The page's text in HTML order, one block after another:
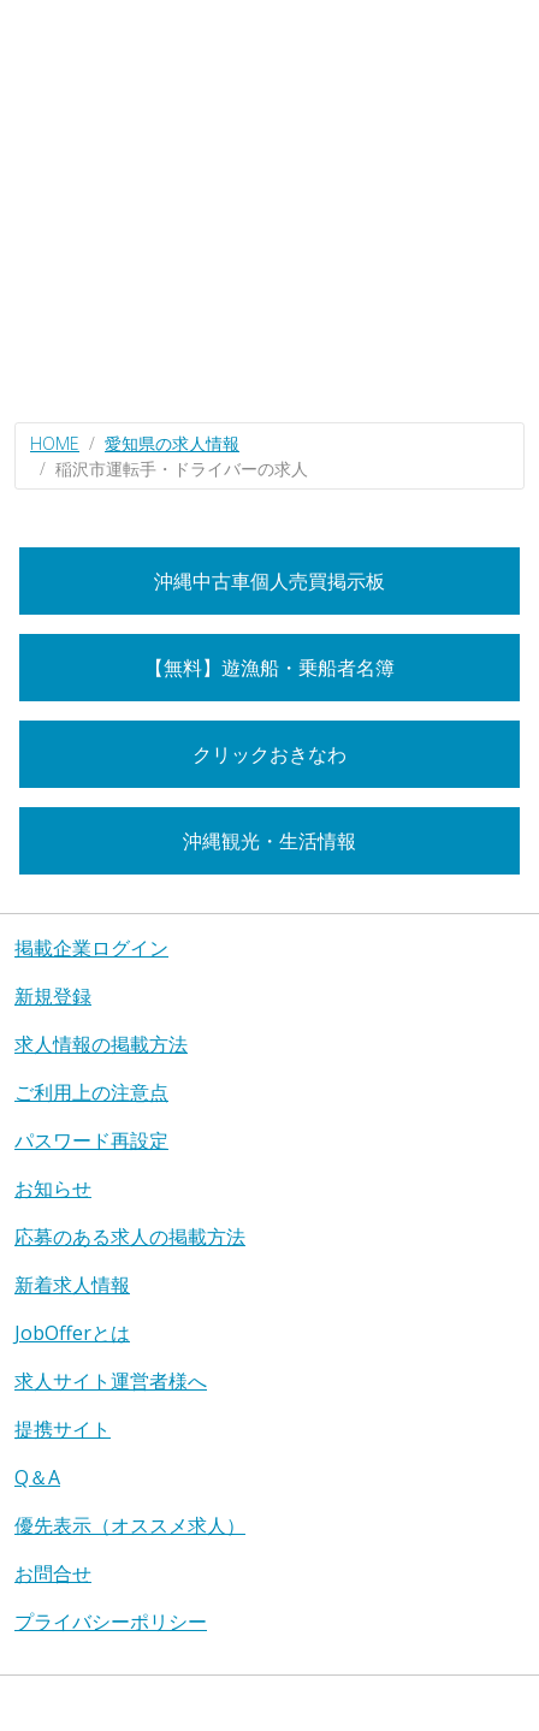
HOME
愛知県の求人情報
稲沢市運転手・ドライバーの求人
沖縄中古車個人売買掲示板
【無料】遊漁船・乗船者名簿
クリックおきなわ
沖縄観光・生活情報
掲載企業ログイン
新規登録
求人情報の掲載方法
ご利用上の注意点
パスワード再設定
お知らせ
応募のある求人の掲載方法
新着求人情報
JobOfferとは
求人サイト運営者様へ
提携サイト
Q＆A
優先表示（オススメ求人）
お問合せ
プライバシーポリシー